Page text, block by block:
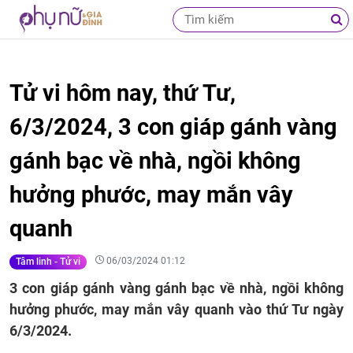
Tử vi hôm nay, thứ Tư,
6/3/2024, 3 con giáp gánh vàng
gánh bạc về nhà, ngồi không
hưởng phước, may mắn vây
quanh
Tâm linh - Tử vi 06/03/2024 01:12
3 con giáp gánh vàng gánh bạc về nhà, ngồi không
hưởng phước, may mắn vây quanh vào thứ Tư ngày
6/3/2024.